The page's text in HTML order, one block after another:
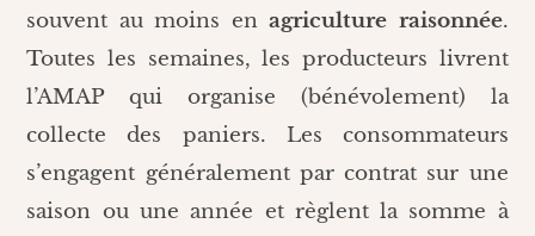
souvent au moins enagriculture raisonnée.
Toutes les semaines, les producteurs livrent
l’AMAP qui organise (bénévolement) la
collecte des paniers. Les consommateurs
s’engagent généralement par contrat sur une
saison ou une année et règlent la somme à